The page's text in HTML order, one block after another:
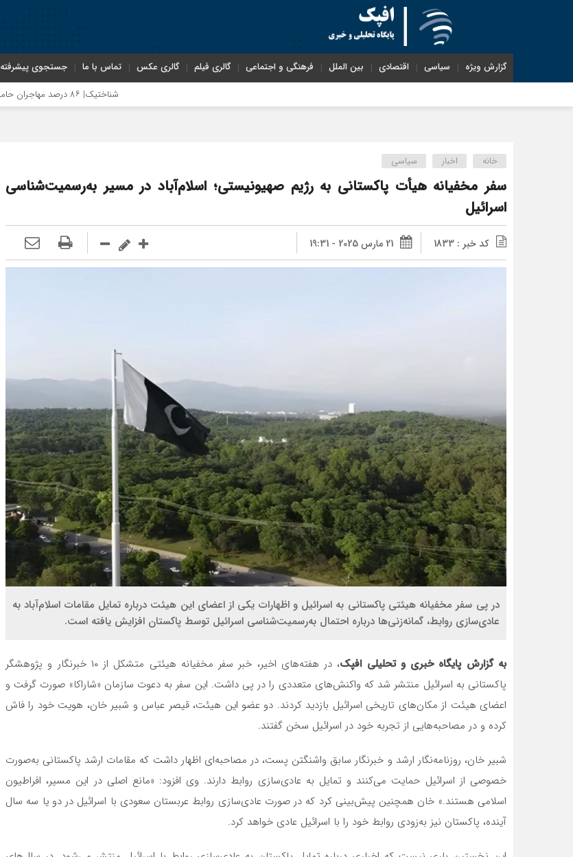
گزارش ویژه سیاسی اقتصادی بین الملل فرهنگی و اجتماعی گالری فیلم گالری عکس تماس با ما جستجوی پیشرفته
خانه اخبار سیاسی
سفر مخفیانه هیأت پاکستانی به رژیم صهیونیستی؛ اسلام‌آباد در مسیر به‌رسمیت‌شناسی
اسرائیل
کد خبر : 1833 21 مارس 2025 - 19:31
در پی سفر مخفیانه هیئتی پاکستانی به اسرائیل و اظهارات یکی از اعضای این هیئت درباره تمایل مقامات اسلام‌آباد به
عادی‌سازی روابط، گمانه‌زنی‌ها درباره احتمال به‌رسمیت‌شناسی اسرائیل توسط پاکستان افزایش یافته است.
به گزارش پایگاه خبری و تحلیلی افپک
، در هفته‌های اخیر، خبر سفر مخفیانه هیئتی متشکل از ۱۰ خبرنگار و پژوهشگر
پاکستانی به اسرائیل منتشر شد که واکنش‌های متعددی را در پی داشت. این سفر به دعوت سازمان «شاراکا» صورت گرفت و
اعضای هیئت از مکان‌های تاریخی اسرائیل بازدید کردند. دو عضو این هیئت، قیصر عباس و شبیر خان، هویت خود را فاش
کرده و در مصاحبه‌هایی از تجربه خود در اسرائیل سخن گفتند.
شبیر خان، روزنامه‌نگار ارشد و خبرنگار سابق واشنگتن پست، در مصاحبه‌ای اظهار داشت که مقامات ارشد پاکستانی به‌صورت
خصوصی از اسرائیل حمایت می‌کنند و تمایل به عادی‌سازی روابط دارند. وی افزود: «مانع اصلی در این مسیر، افراطیون
اسلامی هستند.» خان همچنین پیش‌بینی کرد که در صورت عادی‌سازی روابط عربستان سعودی با اسرائیل در دو یا سه سال
آینده، پاکستان نیز به‌زودی روابط خود را با اسرائیل عادی خواهد کرد.